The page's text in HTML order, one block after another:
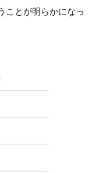
ことが明らかになっ